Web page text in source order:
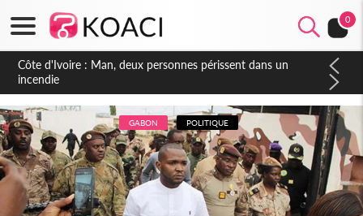
0
Côte d'Ivoire : Séileu, la célébration de la fête nationale
transformée en vaste campagne contre les produits
dépigmentants dangereux
GABON POLITIQUE